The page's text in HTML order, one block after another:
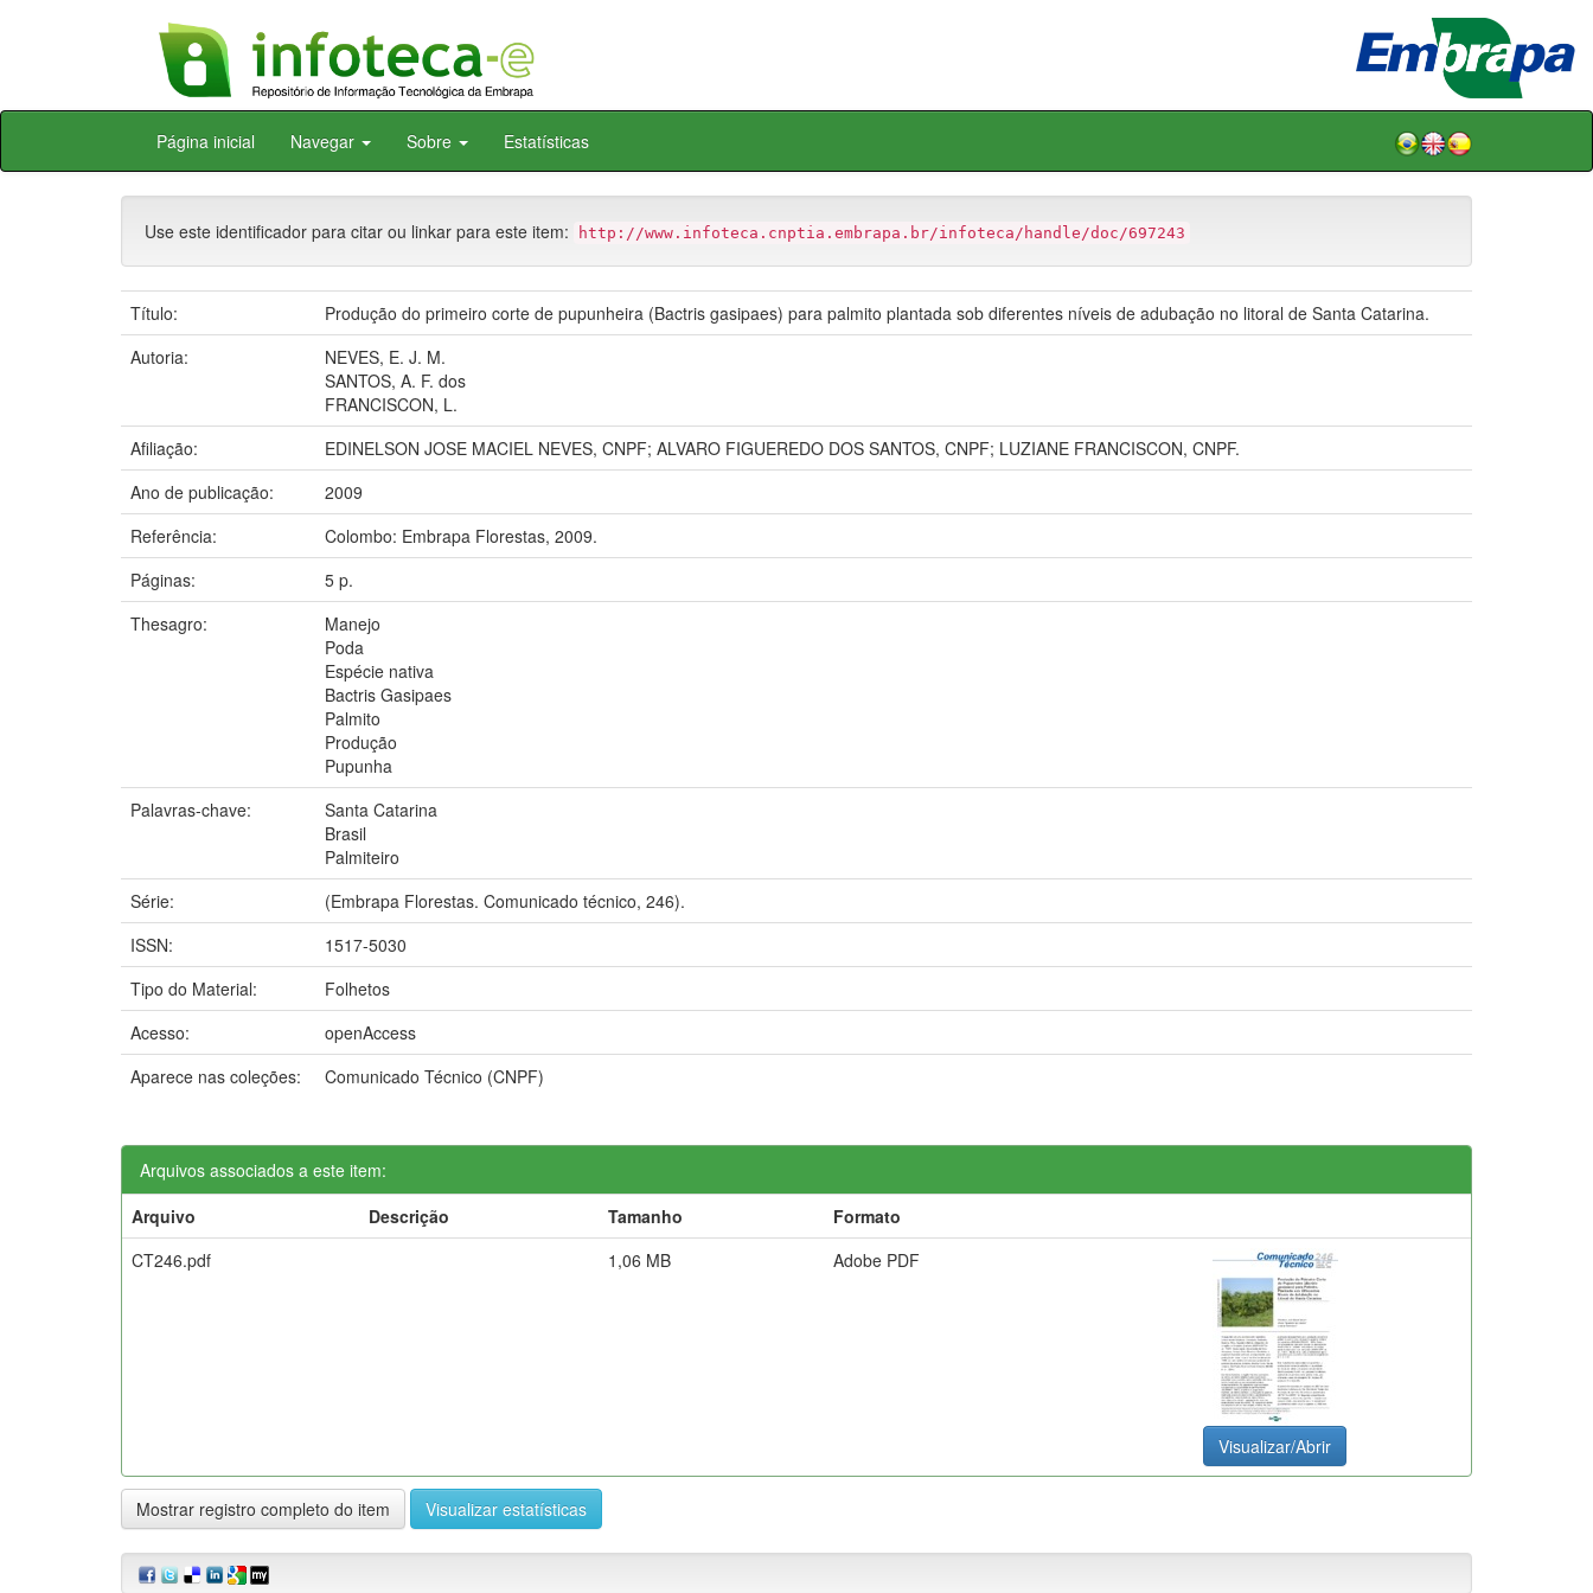
Skip
Página inicial Navegar Sobre Estatísticas
Use este identificador para citar ou linkar para este item: http://www.infoteca.cnptia.embrapa.br/infoteca/handle/doc/697243
Título:
Produção do primeiro corte de pupunheira (Bactris gasipaes) para palmito plantada sob diferentes níveis de adubação no litoral de Santa Catarina.
Autoria:
NEVES, E. J. M.
SANTOS, A. F. dos
FRANCISCON, L.
Afiliação:
EDINELSON JOSE MACIEL NEVES, CNPF; ALVARO FIGUEREDO DOS SANTOS, CNPF; LUZIANE FRANCISCON, CNPF.
Ano de publicação:
2009
Referência:
Colombo: Embrapa Florestas, 2009.
Páginas:
5 p.
Thesagro:
Manejo
Poda
Espécie nativa
Bactris Gasipaes
Palmito
Produção
Pupunha
Palavras-chave:
Santa Catarina
Brasil
Palmiteiro
Série:
(Embrapa Florestas. Comunicado técnico, 246).
ISSN:
1517-5030
Tipo do Material:
Folhetos
Acesso:
openAccess
Aparece nas coleções:
Comunicado Técnico (CNPF)
Arquivos associados a este item:
Arquivo
Descrição Tamanho
Formato
CT246.pdf
1,06 MB Adobe PDF
Visualizar/Abrir
Mostrar registro completo do item Visualizar estatísticas